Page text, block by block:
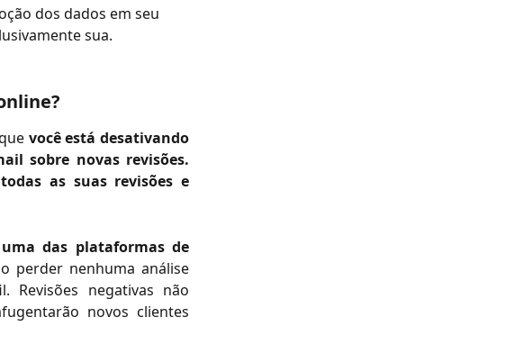
dos dados em seu
sua.
você está desativando
sobre novas revisões.
as suas revisões e
das plataformas de
perder nenhuma análise
negativas não
novos clientes